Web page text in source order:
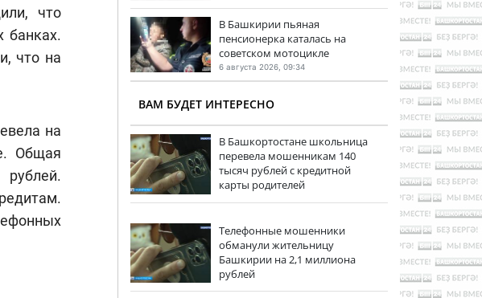
что
что на
на
Общая
В Башкирии пьяная
пенсионерка каталась на
советском мотоцикле
6 августа 2026, 09:34
ВАМ БУДЕТ ИНТЕРЕСНО
В Башкортостане школьница
перевела мошенникам 140
тысяч рублей с кредитной
карты родителей
Телефонные мошенники
обманули жительницу
Башкирии на 2,1 миллиона
рублей